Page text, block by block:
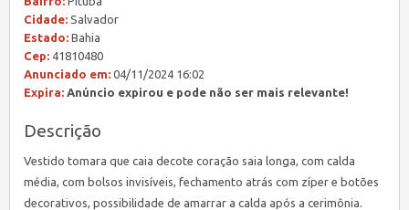
Cidade: Salvador
Estado: Bahia
Cep: 41810480
Anunciado em: 04/11/2024 16:02
Expira: Anúncio expirou e pode não ser mais relevante!
Descrição
Vestido tomara que caia decote coração saia longa, com calda
média, com bolsos invisíveis, fechamento atrás com zíper e botões
decorativos, possibilidade de amarrar a calda após a cerimônia.